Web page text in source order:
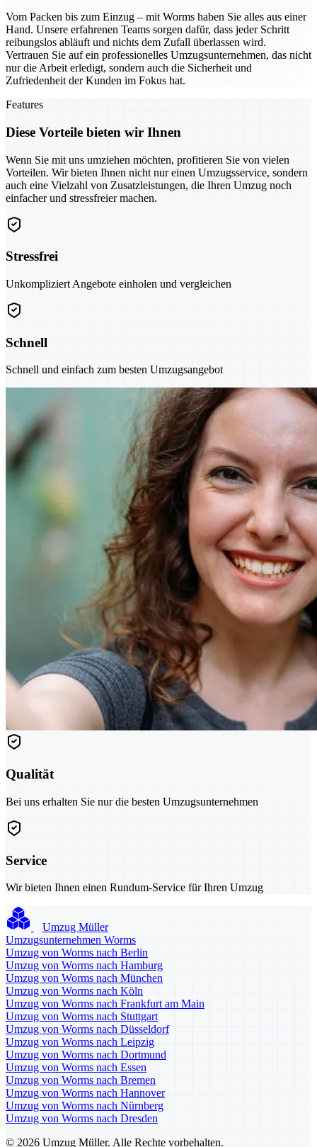
Vom Packen bis zum Einzug – mit Worms haben Sie alles aus einer
Hand. Unsere erfahrenen Teams sorgen dafür, dass jeder Schritt
reibungslos abläuft und nichts dem Zufall überlassen wird.
Vertrauen Sie auf ein professionelles Umzugsunternehmen, das nicht
nur die Arbeit erledigt, sondern auch die Sicherheit und
Zufriedenheit der Kunden im Fokus hat.
Features
Diese Vorteile bieten wir Ihnen
Wenn Sie mit uns umziehen möchten, profitieren Sie von vielen
Vorteilen. Wir bieten Ihnen nicht nur einen Umzugsservice, sondern
auch eine Vielzahl von Zusatzleistungen, die Ihren Umzug noch
einfacher und stressfreier machen.
Stressfrei
Unkompliziert Angebote einholen und vergleichen
Schnell
Schnell und einfach zum besten Umzugsangebot
Qualität
Bei uns erhalten Sie nur die besten Umzugsunternehmen
Service
Wir bieten Ihnen einen Rundum-Service für Ihren Umzug
Umzug Müller
Umzugsunternehmen Worms
Umzug von Worms nach Berlin
Umzug von Worms nach Hamburg
Umzug von Worms nach München
Umzug von Worms nach Köln
Umzug von Worms nach Frankfurt am Main
Umzug von Worms nach Stuttgart
Umzug von Worms nach Düsseldorf
Umzug von Worms nach Leipzig
Umzug von Worms nach Dortmund
Umzug von Worms nach Essen
Umzug von Worms nach Bremen
Umzug von Worms nach Hannover
Umzug von Worms nach Nürnberg
Umzug von Worms nach Dresden
© 2026 Umzug Müller. Alle Rechte vorbehalten.